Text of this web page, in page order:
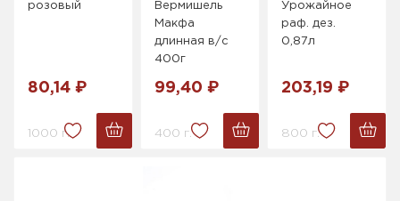
розовый
80,14 ₽
1000 г.
Вермишель
Макфа
длинная в/с
400г
99,40 ₽
400 г.
Урожайное
раф. дез.
0,87л
203,19 ₽
800 г.